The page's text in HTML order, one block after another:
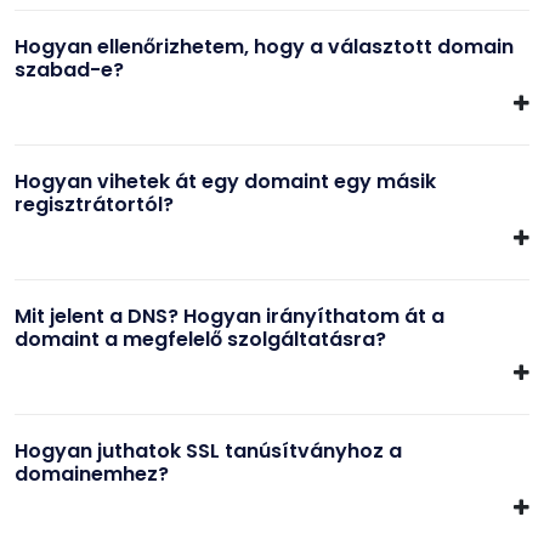
Hogyan ellenőrizhetem, hogy a választott domain
szabad-e?
Hogyan vihetek át egy domaint egy másik
regisztrátortól?
Mit jelent a DNS? Hogyan irányíthatom át a
domaint a megfelelő szolgáltatásra?
Hogyan juthatok SSL tanúsítványhoz a
domainemhez?